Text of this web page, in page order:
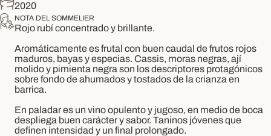
2020
NOTA DEL SOMMELIER
Rojo rubí concentrado y brillante.
Aromáticamente es frutal con buen caudal de frutos rojos
maduros, bayas y especias. Cassis, moras negras, ají
molido y pimienta negra son los descriptores protagónicos
sobre fondo de ahumados y tostados de la crianza en
barrica.
En paladar es un vino opulento y jugoso, en medio de boca
despliega buen carácter y sabor. Taninos jóvenes que
definen intensidad y un final prolongado.